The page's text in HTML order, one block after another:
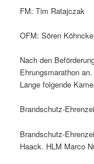
FM: Tim Ratajczak
OFM: Sören
Nach den
Ehrungsmarathon
Lange folgende
Brandschutz-
Brandschutz-
Haack. HLM Marco